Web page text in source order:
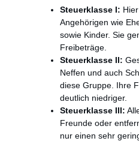
Steuerklasse I:
Angehörigen wie
sowie Kinder. Sie
Freibeträge.
Steuerklasse II:
Neffen und auch
diese Gruppe. Ihre
deutlich niedriger.
Steuerklasse III:
Freunde oder
nur einen sehr